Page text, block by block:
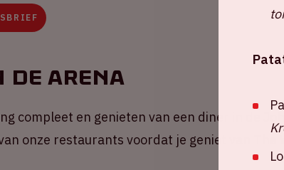
de ArenA
compleet en genieten van een diner in de
onze restaurants voordat je geniet van The